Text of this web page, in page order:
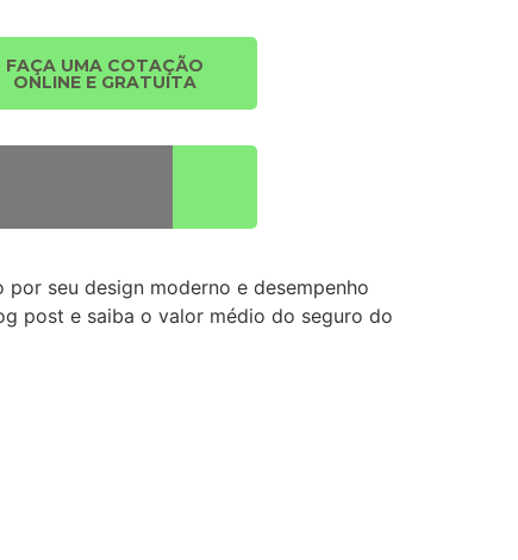
FAÇA UMA COTAÇÃO
ONLINE E GRATUITA
seu design moderno e desempenho
post e saiba o valor médio do seguro do